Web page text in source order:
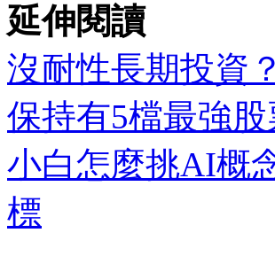
延伸閱讀
沒耐性長期投資
保持有5檔最強股
小白怎麼挑AI概
標